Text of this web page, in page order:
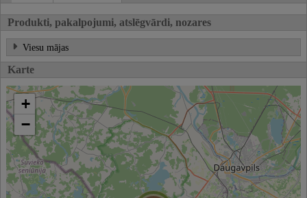
Produkti, pakalpojumi, atslēgvārdi, nozares
Viesu mājas
Karte
+
−